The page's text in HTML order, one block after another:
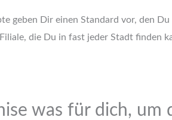
geben Dir einen Standard vor, den
die Du in fast jeder Stadt finden
was für dich,